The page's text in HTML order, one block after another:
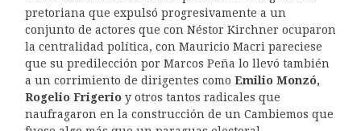
pretoriana que expulsó progresivamente a un
conjunto de actores que con Néstor Kirchner ocuparon
la centralidad política, con Mauricio Macri pareciese
que su predilección por Marcos Peña lo llevó también
a un corrimiento de dirigentes como Emilio Monzó,
Rogelio Frigerioy otros tantos radicales que
naufragaron en la construcción de un Cambiemos que